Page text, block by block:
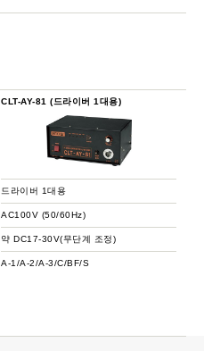
CLT-AY-81 (드라이버 1대용)
드라이버 1대용
AC100V (50/60Hz)
약 DC17-30V(무단계 조정)
A-1/A-2/A-3/C/BF/S